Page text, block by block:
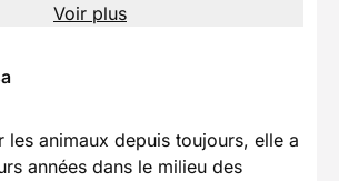
Voir plus
les animaux depuis toujours, elle a
années dans le milieu des